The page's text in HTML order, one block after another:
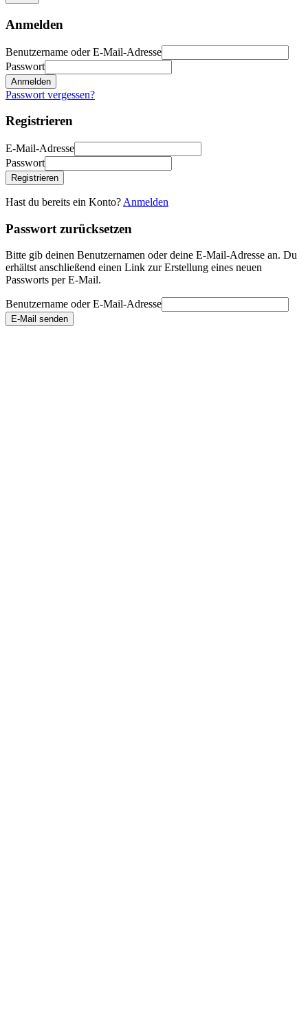
Anmelden
Benutzername oder E-Mail-Adresse
Passwort
Anmelden
Passwort vergessen?
Registrieren
E-Mail-Adresse
Passwort
Registrieren
Hast du bereits ein Konto? Anmelden
Passwort zurücksetzen
Bitte gib deinen Benutzernamen oder deine E-Mail-Adresse an. Du
erhältst anschließend einen Link zur Erstellung eines neuen
Passworts per E-Mail.
Benutzername oder E-Mail-Adresse
E-Mail senden